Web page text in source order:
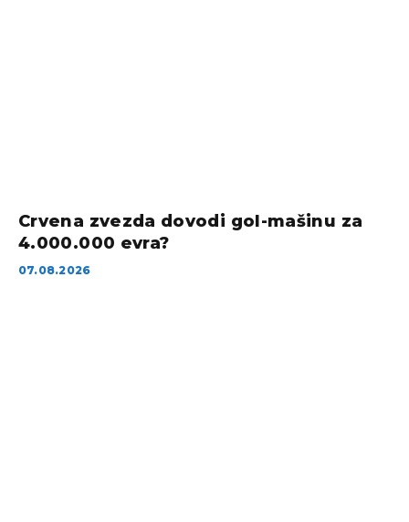
Crvena zvezda dovodi gol-mašinu za
4.000.000 evra?
07.08.2026